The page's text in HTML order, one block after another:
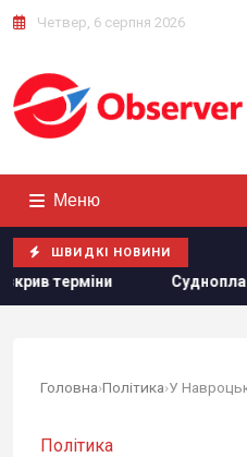
Четвер, 6 серпня 2026
Меню
ШВИДКІ НОВИНИ
Судноплавство
Головна›Політика›
Політика